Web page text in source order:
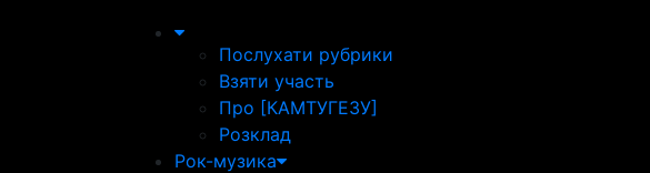
Послухати рубрики
Взяти участь
Про [КАМТУГЕЗУ]
Розклад
Рок-музика